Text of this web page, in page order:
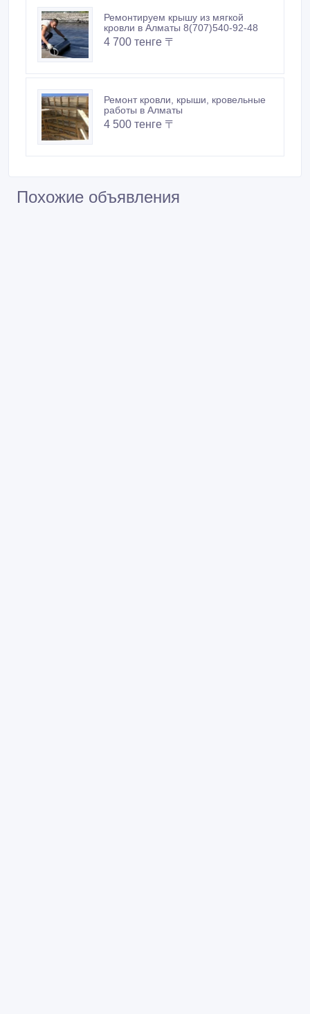
Ремонтируем крышу из мягкой
кровли в Алматы 8(707)540-92-48
4 700 тенге 〒
Ремонт кровли, крыши, кровельные
работы в Алматы
4 500 тенге 〒
Похожие объявления